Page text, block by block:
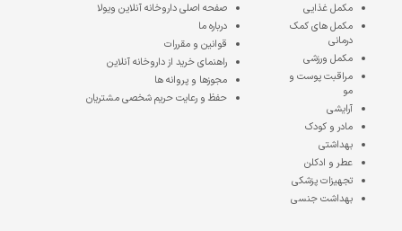
مکمل غذایی
مکمل های کمک
درمانی
مکمل ورزشی
مراقبت پوست و
مو
آرایشی
مادر و کودک
بهداشتی
عطر و ادکلن
تجهیزات پزشکی
بهداشت جنسی
صفحه اصلیداروخانه آنلاین ویولا
درباره ما
قوانین و مقررات
راهنمای خرید از داروخانه آنلاین
مجوزها و پروانه ها
حفظ و رعایت حریم شخصی مشتریان